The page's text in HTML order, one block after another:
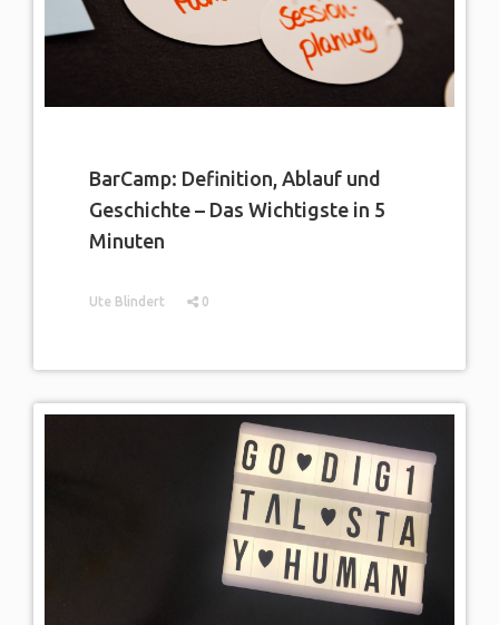
BarCamp: Definition, Ablauf und
Geschichte – Das Wichtigste in 5
Minuten
Ute Blindert 0